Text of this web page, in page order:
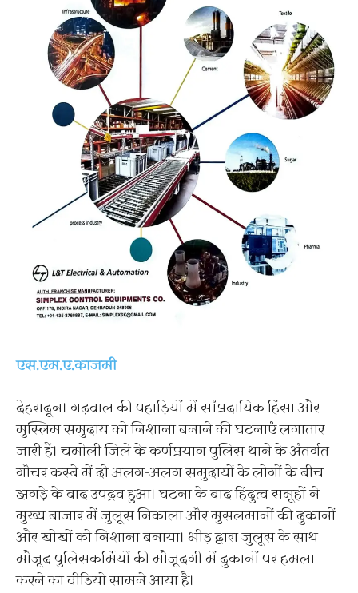
एस.एम.ए.काजमी
देहरादून। गढ़वाल की पहाड़ियों में सांप्रदायिक हिंसा और
मुस्लिम समुदाय को निशाना बनाने की घटनाएं लगातार
जारी हैं। चमोली जिले के कर्णप्रयाग पुलिस थाने के अंतर्गत
गौचर कस्बे में दो अलग-अलग समुदायों के लोगों के बीच
झगड़े के बाद उपद्रव हुआ। घटना के बाद हिंदुत्व समूहों ने
मुख्य बाजार में जुलूस निकाला और मुसलमानों की दुकानों
और खोखों को निशाना बनाया। भीड़ द्वारा जुलूस के साथ
मौजूद पुलिसकर्मियों की मौजूदगी में दुकानों पर हमला
करने का वीडियो सामने आया है।